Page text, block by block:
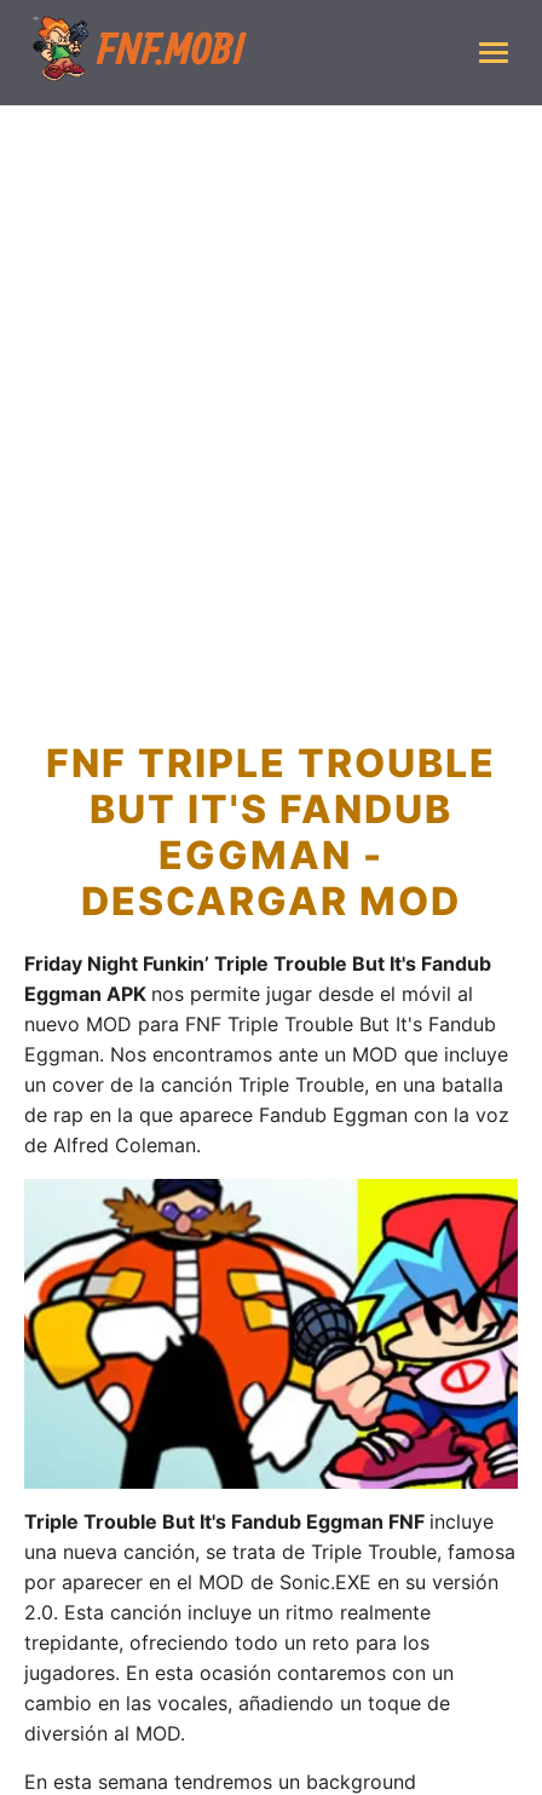
FNF TRIPLE TROUBLE
BUT IT'S FANDUB
EGGMAN -
DESCARGAR MOD
Friday Night Funkin’ Triple Trouble But It's Fandub
Eggman APK nos permite jugar desde el móvil al
nuevo MOD para FNF Triple Trouble But It's Fandub
Eggman. Nos encontramos ante un MOD que incluye
un cover de la canción Triple Trouble, en una batalla
de rap en la que aparece Fandub Eggman con la voz
de Alfred Coleman.
Triple Trouble But It's Fandub Eggman FNF incluye
una nueva canción, se trata de Triple Trouble, famosa
por aparecer en el MOD de Sonic.EXE en su versión
2.0. Esta canción incluye un ritmo realmente
trepidante, ofreciendo todo un reto para los
jugadores. En esta ocasión contaremos con un
cambio en las vocales, añadiendo un toque de
diversión al MOD.
En esta semana tendremos un background